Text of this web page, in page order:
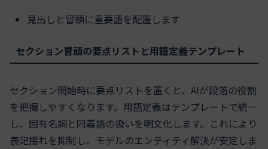
見出しと冒頭に重要語を配置します
セクション冒頭の要点リストと用語定義テンプレート
セクション開始時に要点リストを置くと、AIが段落の役割
を把握しやすくなります。用語定義はテンプレートで統一
し、固有名詞と同義語の扱いを明文化します。これにより
表記揺れを抑制し、モデルのエンティティ解決が安定しま